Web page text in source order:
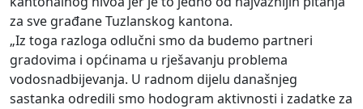
za sve građane Tuzlanskog kantona.
„Iz toga razloga odlučni smo da budemo partneri
gradovima i općinama u rješavanju problema
vodosnadbijevanja. U radnom dijelu današnjeg
sastanka odredili smo hodogram aktivnosti i zadatke za